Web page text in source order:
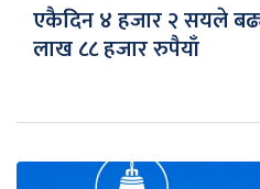
एकैदिन ४ हजार २ सयले
लाख ८८ हजार रुपैयाँ